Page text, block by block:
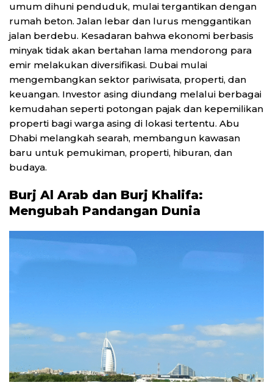
umum dihuni penduduk, mulai tergantikan dengan
rumah beton. Jalan lebar dan lurus menggantikan
jalan berdebu. Kesadaran bahwa ekonomi berbasis
minyak tidak akan bertahan lama mendorong para
emir melakukan diversifikasi. Dubai mulai
mengembangkan sektor pariwisata, properti, dan
keuangan. Investor asing diundang melalui berbagai
kemudahan seperti potongan pajak dan kepemilikan
properti bagi warga asing di lokasi tertentu. Abu
Dhabi melangkah searah, membangun kawasan
baru untuk pemukiman, properti, hiburan, dan
budaya.
Burj Al Arab dan Burj Khalifa:
Mengubah Pandangan Dunia